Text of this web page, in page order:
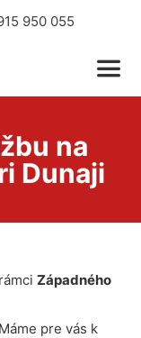
950 055
na
Dunaji
Západného
pre vás k